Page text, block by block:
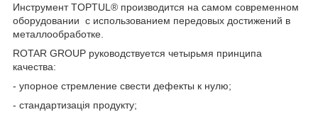
Инструмент TOPTUL® производится на самом современном
оборудовании с использованием передовых достижений в
металлообработке.
ROTAR GROUP руководствуется четырьмя принципа
качества:
- упорное стремление свести дефекты к нулю;
- стандартизація продукту;